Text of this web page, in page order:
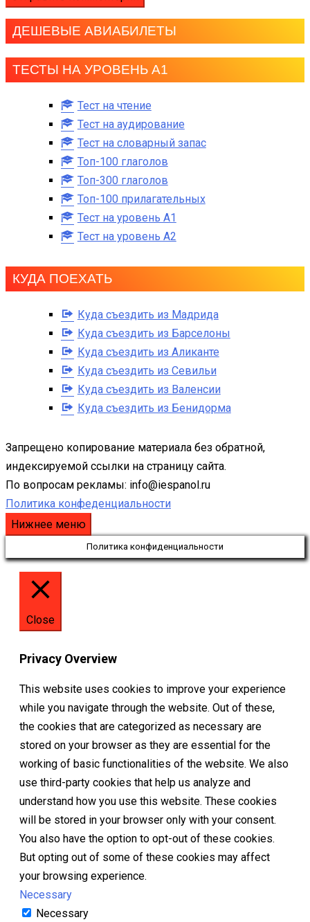
ДЕШЕВЫЕ АВИАБИЛЕТЫ
ТЕСТЫ НА УРОВЕНЬ А1
Тест на чтение
Тест на аудирование
Тест на словарный запас
Топ-100 глаголов
Топ-300 глаголов
Топ-100 прилагательных
Тест на уровень A1
Тест на уровень A2
КУДА ПОЕХАТЬ
Куда съездить из Мадрида
Куда съездить из Барселоны
Куда съездить из Аликанте
Куда съездить из Севильи
Куда съездить из Валенсии
Куда съездить из Бенидорма
Запрещено копирование материала без обратной,
индексируемой ссылки на страницу сайта.
По вопросам рекламы: info@iespanol.ru
Политика конфеденциальности
Нижнее меню
Политика конфиденциальности
Close
Privacy Overview
This website uses cookies to improve your experience
while you navigate through the website. Out of these,
the cookies that are categorized as necessary are
stored on your browser as they are essential for the
working of basic functionalities of the website. We also
use third-party cookies that help us analyze and
understand how you use this website. These cookies
will be stored in your browser only with your consent.
You also have the option to opt-out of these cookies.
But opting out of some of these cookies may affect
your browsing experience.
Necessary
Necessary